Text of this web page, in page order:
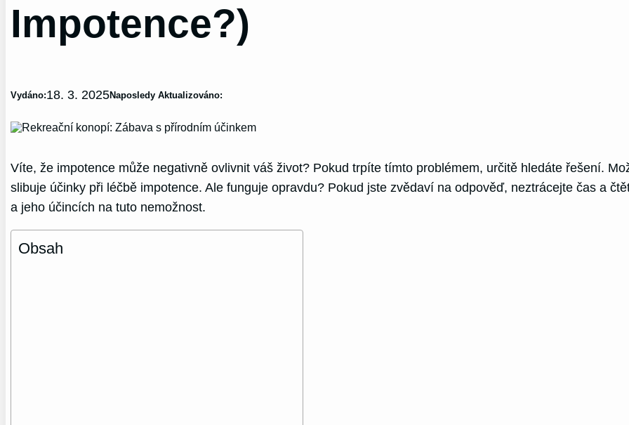
Impotence?)
Vydáno:18. 3. 2025Naposledy Aktualizováno:
Víte, že impotence může negativně ovlivnit váš život? Pokud trpíte tímto problémem, určitě hledáte řešení.
slibuje účinky při léčbě impotence. Ale funguje opravdu? Pokud jste zvědaví na odpověď, neztrácejte čas a
a jeho účincích na tuto nemožnost.
Obsah